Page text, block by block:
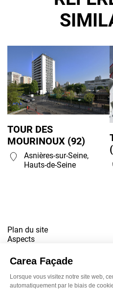
TOUR DES
MOURINOUX (92)
Asnières-sur-Seine,
Hauts-de-Seine
Plan du site
Aspects
Téléchargements
Mentions légales
Politique de confidentialité
www.snbvi.fr